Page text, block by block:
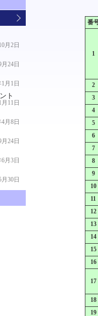
番
1
2
3
4
5
6
7
8
9
10
11
12
13
14
15
16
17
18
19
月2日
24日
月1日
ト
11日
月8日
24日
月3日
30日